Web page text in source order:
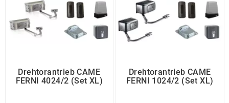
Drehtorantrieb CAME
FERNI 4024/2 (Set XL)
Drehtorantrieb CAME
FERNI 1024/2 (Set XL)